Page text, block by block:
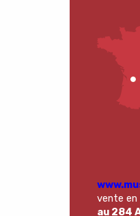
vente en
au 284